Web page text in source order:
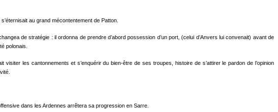
au grand mécontentement de Patton.
de stratégie : il ordonna de prendre d’abord possession d’un port, (celui d’Anvers lui convenait) avant de
polonais.
les cantonnements et s’enquérir du bien-être de ses troupes, histoire de s’attirer le pardon de l’opinion
dans les Ardennes arrêtera sa progression en Sarre.